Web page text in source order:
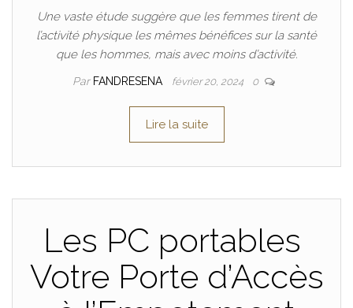
Une vaste étude suggère que les femmes tirent de
l’activité physique les mêmes bénéfices sur la santé
que les hommes, mais avec moins d’activité.
Par FANDRESENA février 20, 2024 0
Lire la suite
Les PC portables
Votre Porte d’Accès